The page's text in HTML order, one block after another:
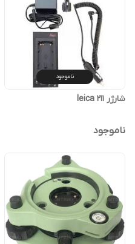
ناموجود
شارژر 211 leica
ناموجود